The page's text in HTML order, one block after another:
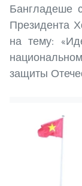
Бангладеше
Президента
на тему:
защиты